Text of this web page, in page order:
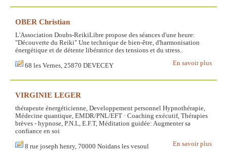
OBER Christian
L'Association Doubs-ReikiLibre propose des séances d'une heure:
"Découverte du Reiki" Une technique de bien-être, d'harmonisation
énergétique et de détente libératrice des tensions et du stress..
En savoir plus
68 les Vernes, 25870 DEVECEY
VIRGINIE LEGER
thérapeute énergéticienne, Developpement personnel Hypnothérapie,
Médecine quantique, EMDR/PNL/EFT · Coaching exécutif, Thérapies
brèves - hypnose, P.N.L, E.F.T, Méditation guidée: Augmenter sa
confiance en soi
En savoir plus
8 rue joseph henry, 70000 Noidans les vesoul